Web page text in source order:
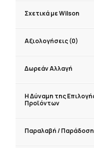
Σχετικά με Wilson
Αξιολογήσεις (0)
Δωρεάν Αλλαγή
Η Δύναμη της
Προϊόντων
Παραλαβή / Παράδoση